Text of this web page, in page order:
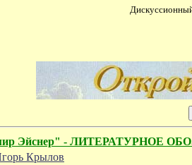
Эйснер" - ЛИТЕРАТУРНОЕ
Крылов